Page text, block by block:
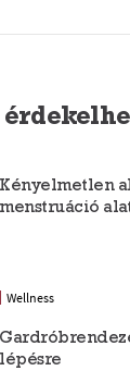
Kényelmetlen
menstruáció
Wellness
lépésre